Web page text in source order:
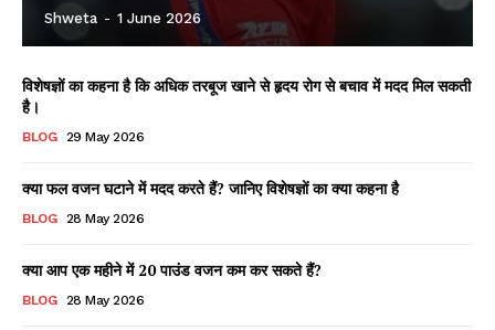
Shweta - 1 June 2026
विशेषज्ञों का कहना है कि अधिक तरबूज खाने से हृदय रोग से बचाव में मदद मिल सकती
है।
BLOG 29 May 2026
क्या फल वजन घटाने में मदद करते हैं? जानिए विशेषज्ञों का क्या कहना है
BLOG 28 May 2026
क्या आप एक महीने में 20 पाउंड वजन कम कर सकते हैं?
BLOG 28 May 2026